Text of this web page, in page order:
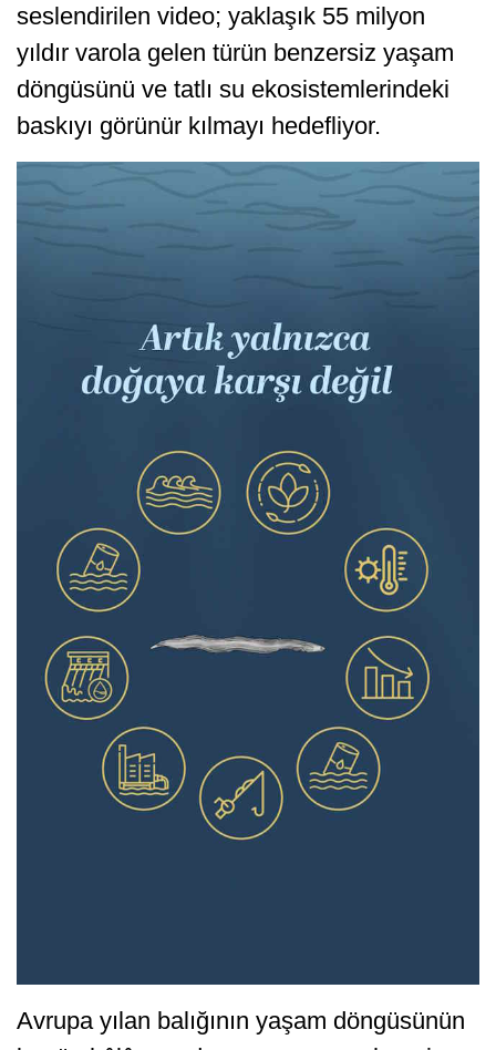
seslendirilen video; yaklaşık 55 milyon
yıldır varola gelen türün benzersiz yaşam
döngüsünü ve tatlı su ekosistemlerindeki
baskıyı görünür kılmayı hedefliyor.
Avrupa yılan balığının yaşam döngüsünün